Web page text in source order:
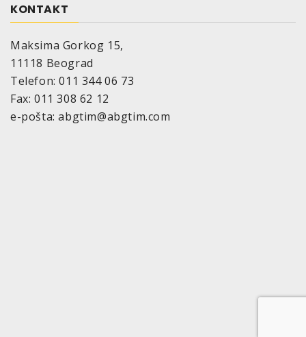
KONTAKT
Maksima Gorkog 15,
11118 Beograd
Telefon: 011 344 06 73
Fax: 011 308 62 12
e-pošta: abgtim@abgtim.com